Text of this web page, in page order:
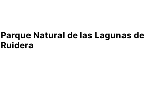
Parque Natural de las Lagunas de
Ruidera